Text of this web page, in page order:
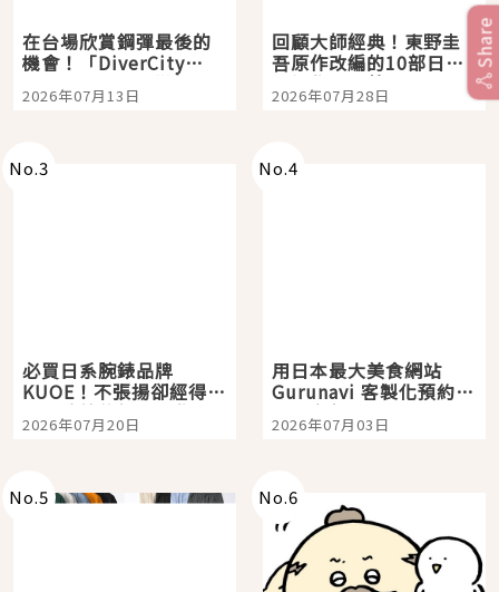
在台場欣賞鋼彈最後的
機會！「DiverCity
Tokyo Plaza」搭船、
購物、美食及夜景，一
2026年07月13日
回顧大師經典！東野圭
吾原作改編的10部日本
影視作品推薦
2026年07月28日
No.3
必買日系腕錶品牌
KUOE！不張揚卻經得起
時間洗鍊的經典之作五
選
2026年07月20日
No.4
用日本最大美食網站
Gurunavi 客製化預約九
大都市餐廳，打造專屬
美食體驗！
2026年07月03日
No.5 No.6
Share